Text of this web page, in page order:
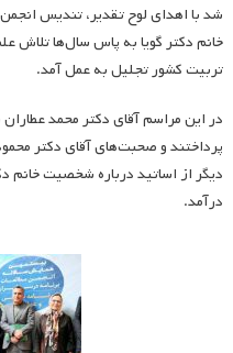
شد با اهدای لوح تقدیر، تندیس
خانم دکتر گویا به پاس سال‌ها تلاش
تربیت کشور تجلیل به عمل آمد.
در این مراسم آقای دکتر محمد
پرداختند و صحبت‌های آقای دکتر
دیگر از اساتید درباره شخصیت خانم
درآمد.